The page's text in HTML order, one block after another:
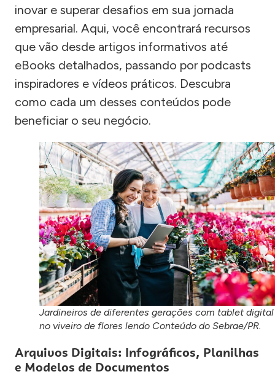
inovar e superar desafios em sua jornada
empresarial. Aqui, você encontrará recursos
que vão desde artigos informativos até
eBooks detalhados, passando por podcasts
inspiradores e vídeos práticos. Descubra
como cada um desses conteúdos pode
beneficiar o seu negócio.
Jardineiros de diferentes gerações com tablet digital
no viveiro de flores lendo Conteúdo do Sebrae/PR.
Arquivos Digitais: Infográficos, Planilhas
e Modelos de Documentos